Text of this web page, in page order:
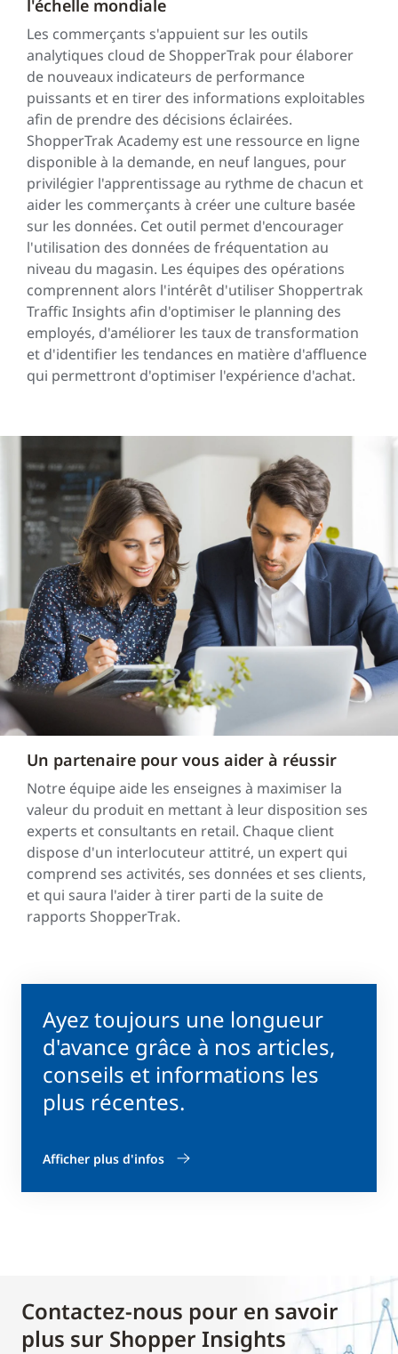
l'échelle mondiale
Les commerçants s'appuient sur les outils
analytiques cloud de ShopperTrak pour élaborer
de nouveaux indicateurs de performance
puissants et en tirer des informations exploitables
afin de prendre des décisions éclairées.
ShopperTrak Academy est une ressource en ligne
disponible à la demande, en neuf langues, pour
privilégier l'apprentissage au rythme de chacun et
aider les commerçants à créer une culture basée
sur les données. Cet outil permet d'encourager
l'utilisation des données de fréquentation au
niveau du magasin. Les équipes des opérations
comprennent alors l'intérêt d'utiliser Shoppertrak
Traffic Insights afin d'optimiser le planning des
employés, d'améliorer les taux de transformation
et d'identifier les tendances en matière d'affluence
qui permettront d'optimiser l'expérience d'achat.
Un partenaire pour vous aider à réussir
Notre équipe aide les enseignes à maximiser la
valeur du produit en mettant à leur disposition ses
experts et consultants en retail. Chaque client
dispose d'un interlocuteur attitré, un expert qui
comprend ses activités, ses données et ses clients,
et qui saura l'aider à tirer parti de la suite de
rapports ShopperTrak.
Ayez toujours une longueur
d'avance grâce à nos articles,
conseils et informations les
plus récentes.
Afficher plus d'infos
Contactez-nous pour en savoir
plus sur Shopper Insights